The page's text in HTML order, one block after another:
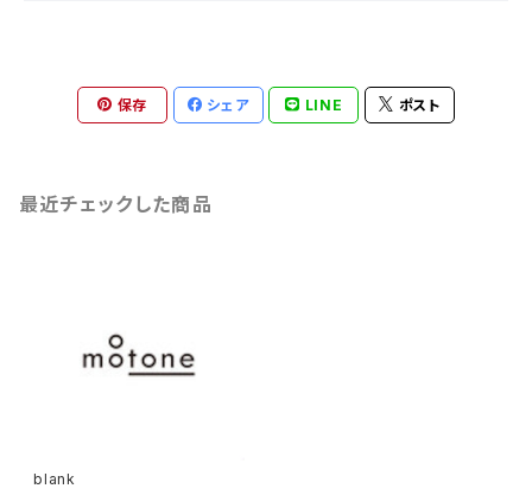
保存 シェア LINE ポスト
最近チェックした商品
blank